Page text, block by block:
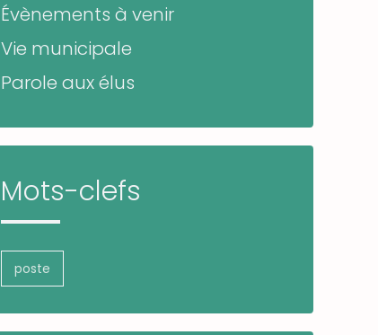
Évènements à venir
Vie municipale
Parole aux élus
Mots-clefs
poste